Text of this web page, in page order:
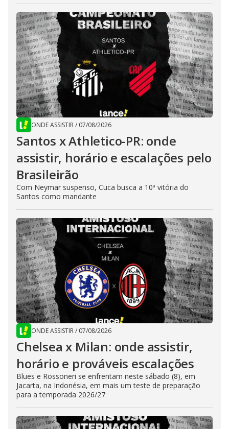
ONDE ASSISTIR/ 07/08/2026
Santos x Athletico-PR: onde
assistir, horário e escalações pelo
Brasileirão
Com Neymar suspenso, Cuca busca a 10ª vitória do
Santos como mandante
ONDE ASSISTIR/ 07/08/2026
Chelsea x Milan: onde assistir,
horário e prováveis escalações
Blues e Rossoneri se enfrentam neste sábado (8), em
Jacarta, na Indonésia, em mais um teste de preparação
para a temporada 2026/27